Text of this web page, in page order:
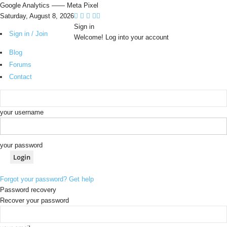
Google Analytics —— Meta Pixel
Saturday, August 8, 2026
Sign in / Join
Blog
Forums
Contact
Sign in
Welcome! Log into your account
your username
your password
Forgot your password? Get help
Password recovery
Recover your password